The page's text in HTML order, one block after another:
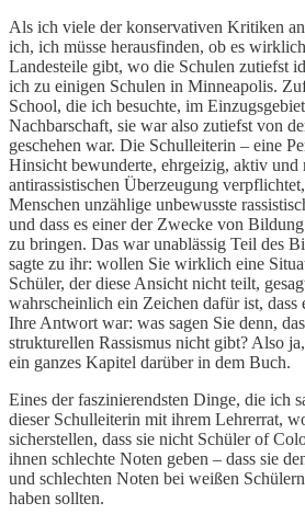
Als ich viele der konservativen Kritiken
ich, ich müsse herausfinden, ob es
Landesteile gibt, wo die Schulen zutiefst
ich zu einigen Schulen in Minneapolis.
School, die ich besuchte, im
Nachbarschaft, sie war also zutiefst von
geschehen war. Die Schulleiterin – eine
Hinsicht bewunderte, ehrgeizig, aktiv und
antirassistischen Überzeugung
Menschen unzählige unbewusste
und dass es einer der Zwecke von
zu bringen. Das war unablässig Teil des
sagte zu ihr: wollen Sie wirklich eine
Schüler, der diese Ansicht nicht teilt,
wahrscheinlich ein Zeichen dafür ist, dass
Ihre Antwort war: was sagen Sie denn,
strukturellen Rassismus nicht gibt? Also
ein ganzes Kapitel darüber in dem Buch.
Eines der faszinierendsten Dinge, die ich
dieser Schulleiterin mit ihrem Lehrerrat,
sicherstellen, dass sie nicht Schüler of
ihnen schlechte Noten geben – dass sie
und schlechten Noten bei weißen
haben sollten.